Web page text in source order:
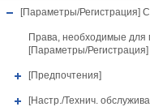
[Параметры/Регистрация]
Права, необходимые
[Параметры/Регистрация]
[Предпочтения]
[Настр./Технич.